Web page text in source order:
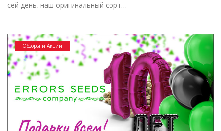
сей день, наш оригинальный сорт…
Обзоры и Акции